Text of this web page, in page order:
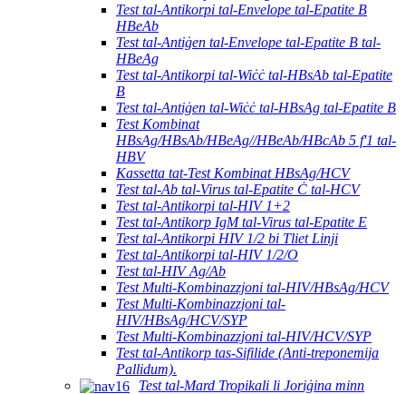
Test tal-Antikorpi tal-Envelope tal-Epatite B
HBeAb
Test tal-Antiġen tal-Envelope tal-Epatite B tal-
HBeAg
Test tal-Antikorpi tal-Wiċċ tal-HBsAb tal-Epatite
B
Test tal-Antiġen tal-Wiċċ tal-HBsAg tal-Epatite B
Test Kombinat
HBsAg/HBsAb/HBeAg//HBeAb/HBcAb 5 f'1 tal-
HBV
Kassetta tat-Test Kombinat HBsAg/HCV
Test tal-Ab tal-Virus tal-Epatite Ċ tal-HCV
Test tal-Antikorpi tal-HIV 1+2
Test tal-Antikorp IgM tal-Virus tal-Epatite E
Test tal-Antikorpi HIV 1/2 bi Tliet Linji
Test tal-Antikorpi tal-HIV 1/2/O
Test tal-HIV Ag/Ab
Test Multi-Kombinazzjoni tal-HIV/HBsAg/HCV
Test Multi-Kombinazzjoni tal-
HIV/HBsAg/HCV/SYP
Test Multi-Kombinazzjoni tal-HIV/HCV/SYP
Test tal-Antikorp tas-Sifilide (Anti-treponemija
Pallidum).
Test tal-Mard Tropikali li Joriġina minn